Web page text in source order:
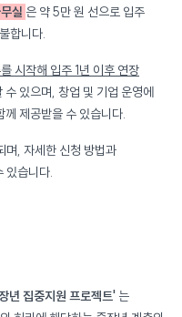
실 은 약 5만 원 선으로 입주
식으로 지불합니다.
입주 1년 이후 연장
수 있으며, 창업 및 기업 운영에
킹 기회도 함께 제공받을 수 있습니다.
세한 신청 방법과
있습니다.
년 집중지원 프로젝트'